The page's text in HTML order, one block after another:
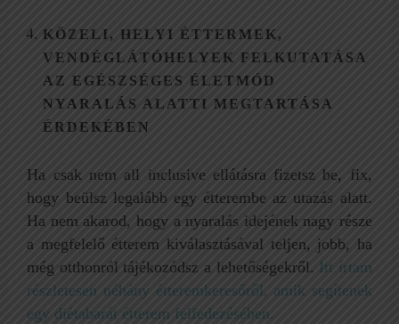
KÖZELI, HELYI ÉTTERMEK,
VENDÉGLÁTÓHELYEK FELKUTATÁSA
AZ EGÉSZSÉGES ÉLETMÓD
NYARALÁS ALATTI MEGTARTÁSA
ÉRDEKÉBEN
Ha csak nem all inclusive ellátásra fizetsz be, fix,
hogy beülsz legalább egy étterembe az utazás alatt.
Ha nem akarod, hogy a nyaralás idejének nagy része
a megfelelő étterem kiválasztásával teljen, jobb, ha
még otthonról tájékozódsz a lehetőségekről. Itt írtam
részletesen néhány étteremkeresőről, amik segítenek
egy diétabarát étterem felfedezésében.